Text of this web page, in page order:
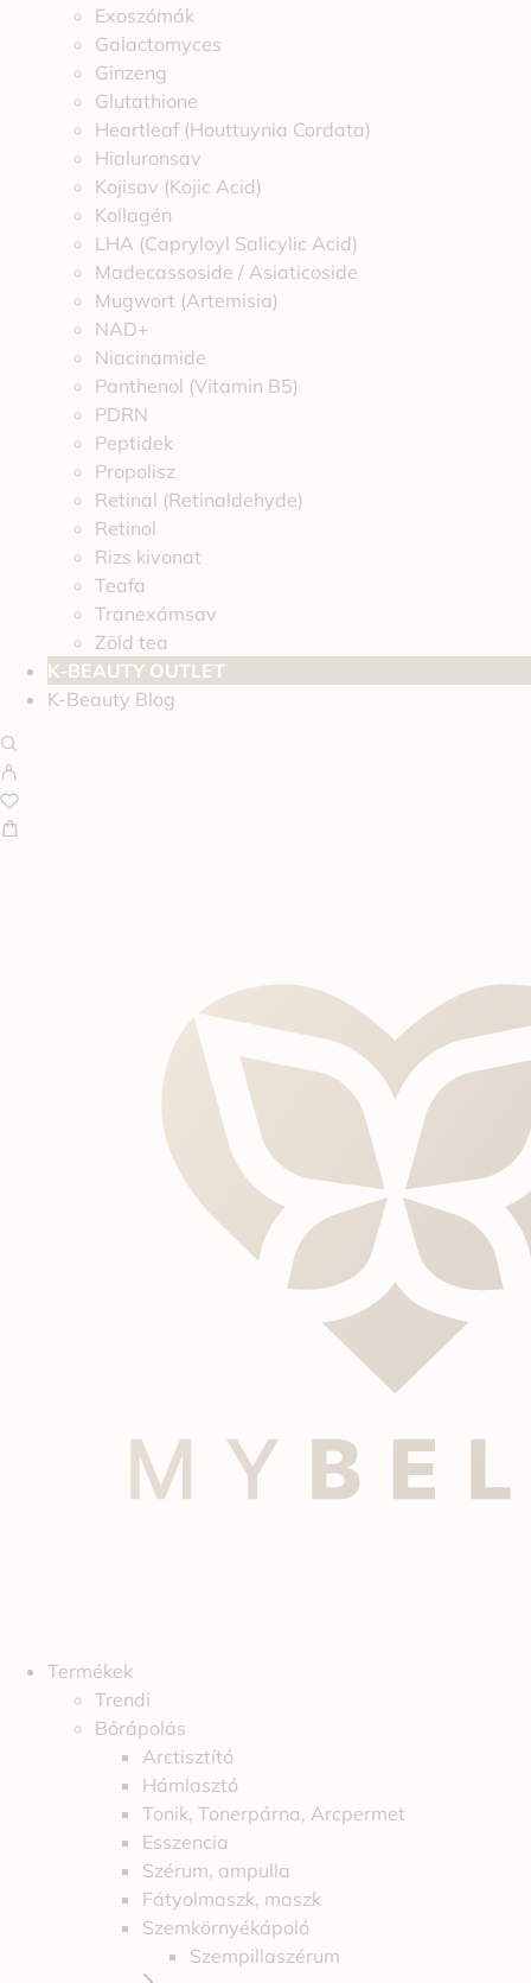
Exoszómák
Galactomyces
Ginzeng
Glutathione
Heartleaf (Houttuynia Cordata)
Hialuronsav
Kojisav (Kojic Acid)
Kollagén
LHA (Capryloyl Salicylic Acid)
Madecassoside / Asiaticoside
Mugwort (Artemisia)
NAD+
Niacinamide
Panthenol (Vitamin B5)
PDRN
Peptidek
Propolisz
Retinal (Retinaldehyde)
Retinol
Rizs kivonat
Teafa
Tranexámsav
Zöld tea
K-BEAUTY OUTLET
K-Beauty Blog
Termékek
Trendi
Bőrápolás
Arctisztító
Hámlasztó
Tonik, Tonerpárna, Arcpermet
Esszencia
Szérum, ampulla
Fátyolmaszk, maszk
Szemkörnyékápoló
Szempillaszérum